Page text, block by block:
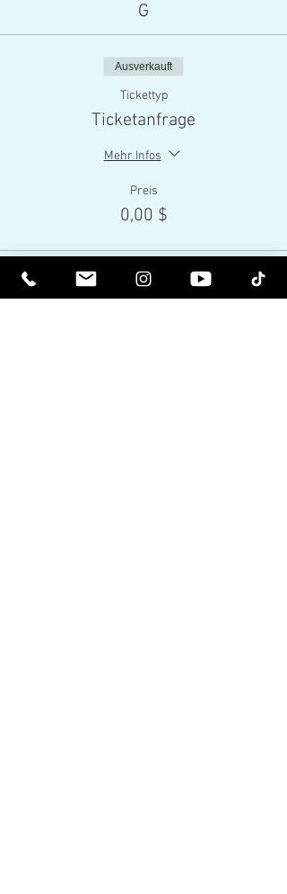
G
Ausverkauft
Tickettyp
Ticketanfrage
Mehr Infos
Preis
0,00 $
Diese Veranstaltung ist ausverkauft